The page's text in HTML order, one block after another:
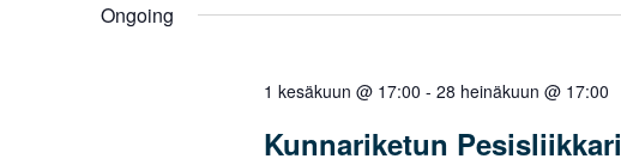
Ongoing
1 kesäkuun @ 17:00 - 28 heinäkuun @ 17:00
Kunnariketun Pesisliikkari